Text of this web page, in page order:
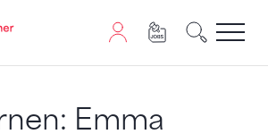
Seite wird JavaScript benötigt.
Emma